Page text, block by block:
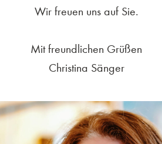
Wir freuen uns auf Sie.
Mit freundlichen Grüßen
Christina Sänger